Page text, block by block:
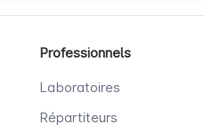
Professionnels
Laboratoires
Répartiteurs